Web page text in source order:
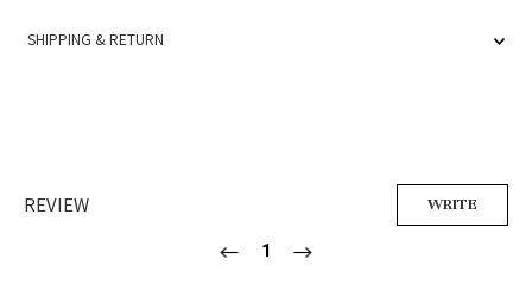
SHIPPING & RETURN
REVIEW WRITE
1